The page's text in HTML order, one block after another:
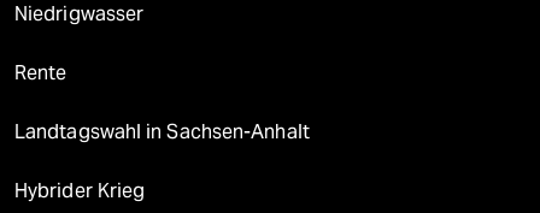
Niedrigwasser
Rente
Landtagswahl in Sachsen-Anhalt
Hybrider Krieg